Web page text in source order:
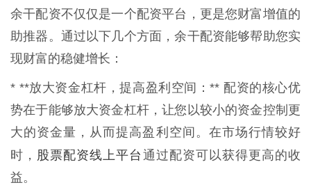
余干配资不仅仅是一个配资平台，更是您财富增值的
助推器。通过以下几个方面，余干配资能够帮助您实
现财富的稳健增长：
* **放大资金杠杆，提高盈利空间：** 配资的核心优
势在于能够放大资金杠杆，让您以较小的资金控制更
大的资金量，从而提高盈利空间。在市场行情较好
时， 股票配资线上平台 通过配资可以获得更高的收
益。